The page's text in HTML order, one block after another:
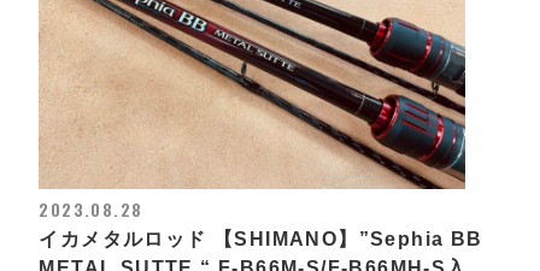
2023.08.28
イカメタルロッド 【SHIMANO】”Sephia BB